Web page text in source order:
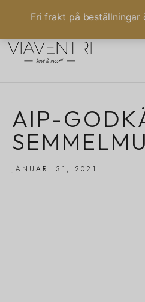
Fri frakt på beställningar
AIP-
JANUARI 31, 2021